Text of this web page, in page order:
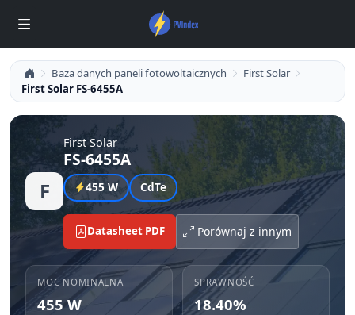
Baza danych paneli fotowoltaicznych
First Solar
First Solar FS-6455A
F
First Solar
FS-6455A
455 W CdTe
Datasheet PDF Porównaj z innym
MOC NOMINALNA
455 W
SPRAWNOŚĆ
18.40%